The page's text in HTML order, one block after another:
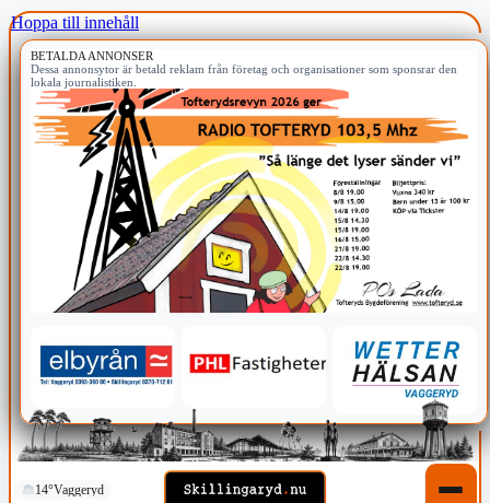
Hoppa till innehåll
BETALDA ANNONSER
Dessa annonsytor är betald reklam från företag och organisationer som sponsrar den
lokala journalistiken.
14°Vaggeryd